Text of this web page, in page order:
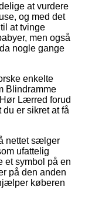
at vurdere
og med det
at tvinge
men også
nogle gange
enkelte
Blindramme
Lærred forud
er sikret at få
nettet sælger
ufattelig
et symbol på en
på den anden
køberen